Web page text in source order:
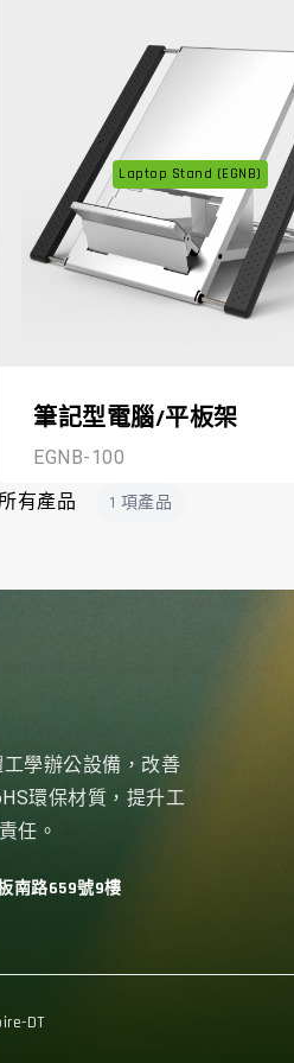
Laptop Stand (EGNB)
筆記型電腦/平板架
EGNB-100
有產品 1 項產品
學辦公設備，改善
環保材質，提升工
任。
南路659號9樓
DT